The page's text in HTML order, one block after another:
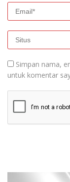
Simpan nama,
untuk komentar